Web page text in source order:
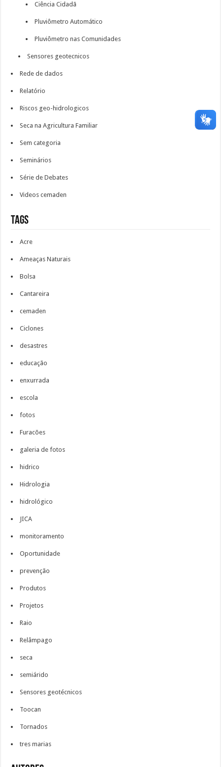
Ciência Cidadã
Pluviômetro Automático
Pluviômetro nas Comunidades
Sensores geotecnicos
Rede de dados
Relatório
Riscos geo-hidrologicos
Seca na Agricultura Familiar
Sem categoria
Seminários
Série de Debates
Videos cemaden
Tags
Acre
Ameaças Naturais
Bolsa
Cantareira
cemaden
Ciclones
desastres
educação
enxurrada
escola
fotos
Furacões
galeria de fotos
hidrico
Hidrologia
hidrológico
JICA
monitoramento
Oportunidade
prevenção
Produtos
Projetos
Raio
Relâmpago
seca
semiárido
Sensores geotécnicos
Toocan
Tornados
tres marias